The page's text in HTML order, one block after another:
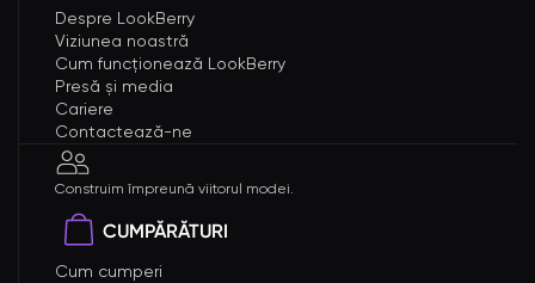
Despre LookBerry
Viziunea noastră
Cum funcționează LookBerry
Presă și media
Cariere
Contactează-ne
Construim împreună viitorul modei.
CUMPĂRĂTURI
Cum cumperi